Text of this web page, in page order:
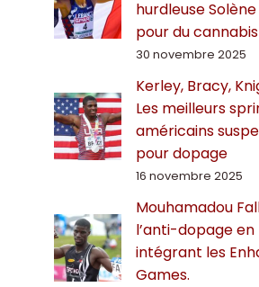
hurdleuse
pour du cannabis
30 novembre 2025
Kerley, Bracy,
Les meilleurs
américains
pour dopage
16 novembre 2025
Mouhamadou
l’anti-dopage en
intégrant les
Games.